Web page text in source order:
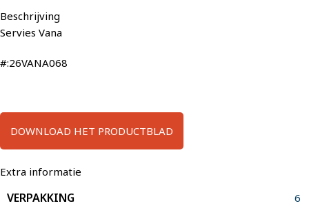
Beschrijving
Servies Vana
#:26VANA068
DOWNLOAD HET PRODUCTBLAD
Extra informatie
VERPAKKING 6